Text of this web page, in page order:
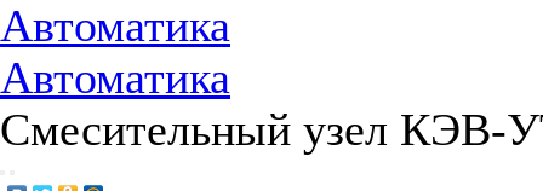
Автоматика
Автоматика
Смесительный узел КЭВ-